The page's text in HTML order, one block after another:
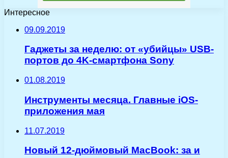
Интересное
09.09.2019
Гаджеты за неделю: от «убийцы» USB-
портов до 4K-смартфона Sony
01.08.2019
Инструменты месяца. Главные iOS-
приложения мая
11.07.2019
Новый 12-дюймовый MacBook: за и